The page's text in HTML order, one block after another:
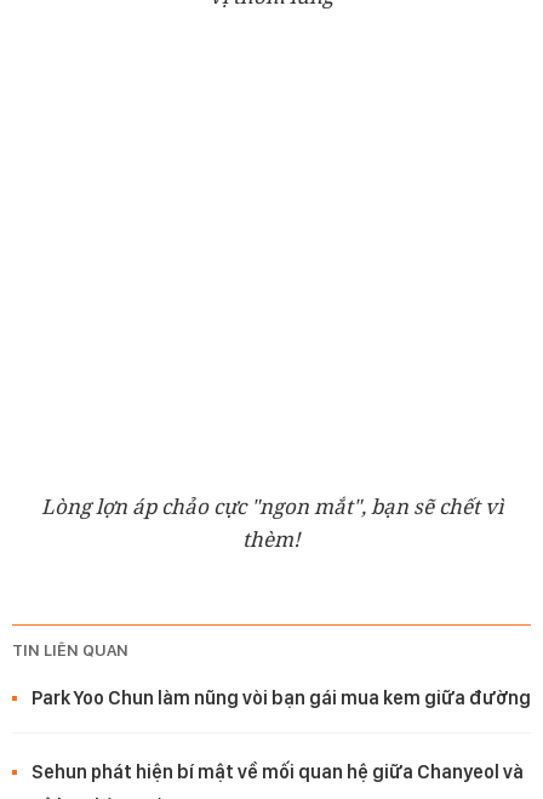
Lòng lợn áp chảo cực "ngon mắt", bạn sẽ chết vì
thèm!
TIN LIÊN QUAN
Park Yoo Chun làm nũng vòi bạn gái mua kem giữa đường
Sehun phát hiện bí mật về mối quan hệ giữa Chanyeol và